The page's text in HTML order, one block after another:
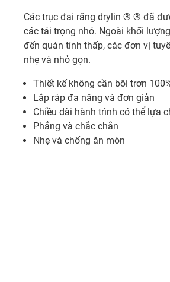
Các trục đai răng drylin ® ® đã
các tải trọng nhỏ. Ngoài khối
đến quán tính thấp, các đơn vị
nhẹ và nhỏ gọn.
Thiết kế không cần bôi trơn
Lắp ráp đa năng và đơn giản
Chiều dài hành trình có thể lựa
Phẳng và chắc chắn
Nhẹ và chống ăn mòn